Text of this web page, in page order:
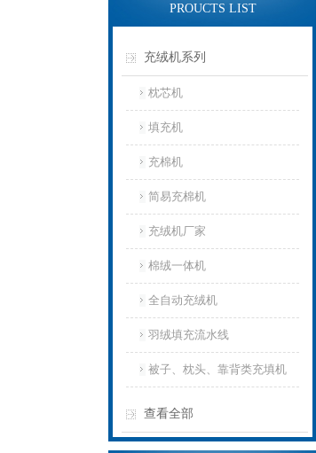
PROUCTS LIST
充绒机系列
枕芯机
填充机
充棉机
简易充棉机
充绒机厂家
棉绒一体机
全自动充绒机
羽绒填充流水线
被子、枕头、靠背类充填机
查看全部